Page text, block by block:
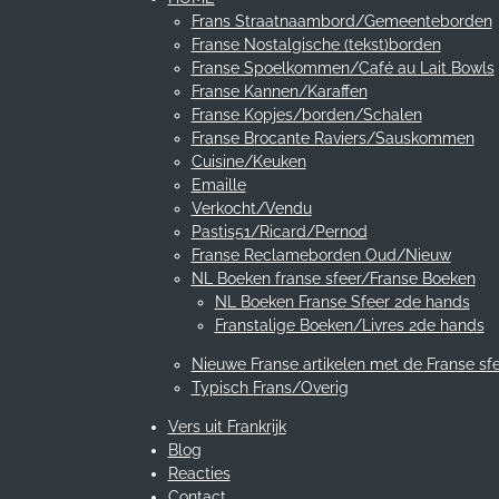
Frans Straatnaambord/Gemeenteborden
Franse Nostalgische (tekst)borden
Franse Spoelkommen/Café au Lait Bowls
Franse Kannen/Karaffen
Franse Kopjes/borden/Schalen
Franse Brocante Raviers/Sauskommen
Cuisine/Keuken
Emaille
Verkocht/Vendu
Pastis51/Ricard/Pernod
Franse Reclameborden Oud/Nieuw
NL Boeken franse sfeer/Franse Boeken
NL Boeken Franse Sfeer 2de hands
Franstalige Boeken/Livres 2de hands
Nieuwe Franse artikelen met de Franse
Typisch Frans/Overig
Vers uit Frankrijk
Blog
Reacties